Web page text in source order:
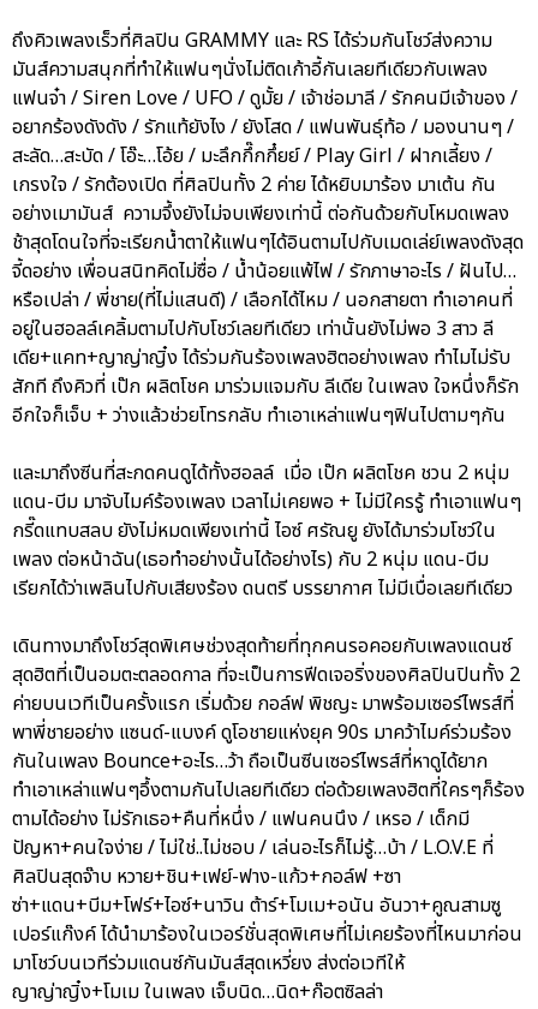
ถึงคิวเพลงเร็วที่ศิลปิน GRAMMY และ RS ได้ร่วมกันโชว์ส่งความ
มันส์ความสนุกที่ทำให้แฟนๆนั่งไม่ติดเก้าอี้กันเลยทีเดียวกับเพลง
แฟนจ๋า / Siren Love / UFO / ดูมั้ย / เจ้าช่อมาลี / รักคนมีเจ้าของ /
อยากร้องดังดัง / รักแท้ยังไง / ยังโสด / แฟนพันธุ์ท้อ / มองนานๆ /
สะลัด…สะบัด / โอ๊ะ…โอ้ย / มะลึกกึ๊กกึ๋ยย์ / Play Girl / ฝากเลี้ยง /
เกรงใจ / รักต้องเปิด ที่ศิลปินทั้ง 2 ค่าย ได้หยิบมาร้อง มาเต้น กัน
อย่างเมามันส์ ความจึ้งยังไม่จบเพียงเท่านี้ ต่อกันด้วยกับโหมดเพลง
ช้าสุดโดนใจที่จะเรียกน้ำตาให้แฟนๆได้อินตามไปกับเมดเล่ย์เพลงดังสุด
จี้ดอย่าง เพื่อนสนิทคิดไม่ซื่อ / น้ำน้อยแพ้ไฟ / รักภาษาอะไร / ฝันไป…
หรือเปล่า / พี่ชาย(ที่ไม่แสนดี) / เลือกได้ไหม / นอกสายตา ทำเอาคนที่
อยู่ในฮอลล์เคลิ้มตามไปกับโชว์เลยทีเดียว เท่านั้นยังไม่พอ 3 สาว ลี
เดีย+แคท+ญาญ่าญิ๋ง ได้ร่วมกันร้องเพลงฮิตอย่างเพลง ทำไมไม่รับ
สักที ถึงคิวที่ เป๊ก ผลิตโชค มาร่วมแจมกับ ลีเดีย ในเพลง ใจหนึ่งก็รัก
อีกใจก็เจ็บ + ว่างแล้วช่วยโทรกลับ ทำเอาเหล่าแฟนๆฟินไปตามๆกัน
และมาถึงซีนที่สะกดคนดูได้ทั้งฮอลล์ เมื่อ เป๊ก ผลิตโชค ชวน 2 หนุ่ม
แดน-บีม มาจับไมค์ร้องเพลง เวลาไม่เคยพอ + ไม่มีใครรู้ ทำเอาแฟนๆ
กรี๊ดแทบสลบ ยังไม่หมดเพียงเท่านี้ ไอซ์ ศรัณยู ยังได้มาร่วมโชว์ใน
เพลง ต่อหน้าฉัน(เธอทำอย่างนั้นได้อย่างไร) กับ 2 หนุ่ม แดน-บีม
เรียกได้ว่าเพลินไปกับเสียงร้อง ดนตรี บรรยากาศ ไม่มีเบื่อเลยทีเดียว
เดินทางมาถึงโชว์สุดพิเศษช่วงสุดท้ายที่ทุกคนรอคอยกับเพลงแดนซ์
สุดฮิตที่เป็นอมตะตลอดกาล ที่จะเป็นการฟีดเจอริ่งของศิลปินปินทั้ง 2
ค่ายบนเวทีเป็นครั้งแรก เริ่มด้วย กอล์ฟ พิชญะ มาพร้อมเซอร์ไพรส์ที่
พาพี่ชายอย่าง แซนด์-แบงค์ ดูโอชายแห่งยุค 90s มาคว้าไมค์ร่วมร้อง
กันในเพลง Bounce+อะไร…ว้า ถือเป็นซีนเซอร์ไพรส์ที่หาดูได้ยาก
ทำเอาเหล่าแฟนๆอึ้งตามกันไปเลยทีเดียว ต่อด้วยเพลงฮิตที่ใครๆก็ร้อง
ตามได้อย่าง ไม่รักเธอ+คืนที่หนึ่ง / แฟนคนนึง / เหรอ / เด็กมี
ปัญหา+คนใจง่าย / ไม่ใช่..ไม่ชอบ / เล่นอะไรก็ไม่รู้…บ้า / L.O.V.E ที่
ศิลปินสุดจ๊าบ หวาย+ชิน+เฟย์-ฟาง-แก้ว+กอล์ฟ +ซา
ซ่า+แดน+บีม+โฟร์+ไอซ์+นาวิน ต้าร์+โมเม+อนัน อันวา+คูณสามซู
เปอร์แก๊งค์ ได้นำมาร้องในเวอร์ชั่นสุดพิเศษที่ไม่เคยร้องที่ไหนมาก่อน
มาโชว์บนเวทีร่วมแดนซ์กันมันส์สุดเหวี่ยง ส่งต่อเวทีให้
ญาญ่าญิ๋ง+โมเม ในเพลง เจ็บนิด…นิด+ก๊อตซิลล่า